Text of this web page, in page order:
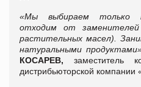
«Мы выбираем только
отходим от
растительных масел).
натуральными
КОСАРЕВ, заместитель
дистрибьюторской компании